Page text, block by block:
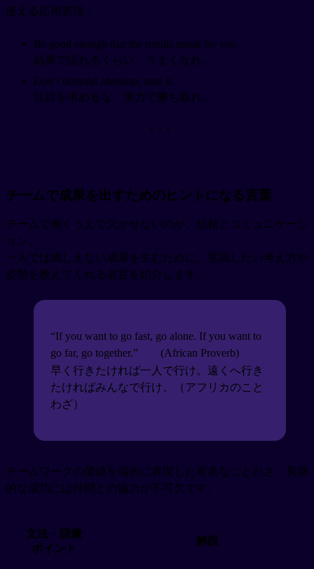
使える応用表現：
Be good enough that the results speak for you.
結果で語れるくらい、うまくなれ。
Don’t demand attention; earn it.
注目を求めるな、実力で勝ち取れ。
↓ ↓ ↓
チームで成果を出すためのヒントになる言葉
チームで働くうえで欠かせないのが、信頼とコミュニケーシ
ョン。
一人では成しえない成果を生むために、意識したい考え方や
姿勢を教えてくれる名言を紹介します。
“If you want to go fast, go alone. If you want to
go far, go together.”
(African Proverb)
早く行きたければ一人で行け。遠くへ行き
たければみんなで行け。（アフリカのこと
わざ）
チームワークの価値を端的に表現した有名なことわざ。長期
的な成功には仲間との協力が不可欠です。
文法・語彙
ポイント
解説